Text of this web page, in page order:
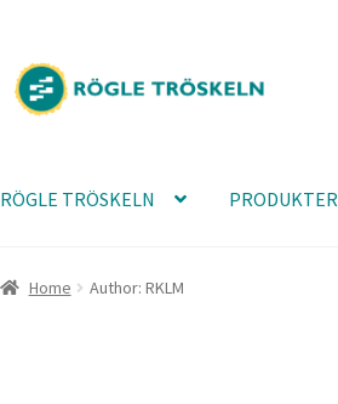
Hoppa
till
navigering
Hoppa
till
innehåll
RÖGLE TRÖSKELN PRODUKTER
Home Author: RKLM